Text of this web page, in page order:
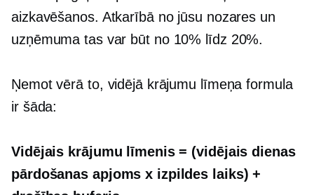
aizkavēšanos. Atkarībā no jūsu nozares un
uzņēmuma tas var būt no 10% līdz 20%.
Ņemot vērā to, vidējā krājumu līmeņa formula
ir šāda:
Vidējais krājumu līmenis = (vidējais dienas
pārdošanas apjoms x izpildes laiks) +